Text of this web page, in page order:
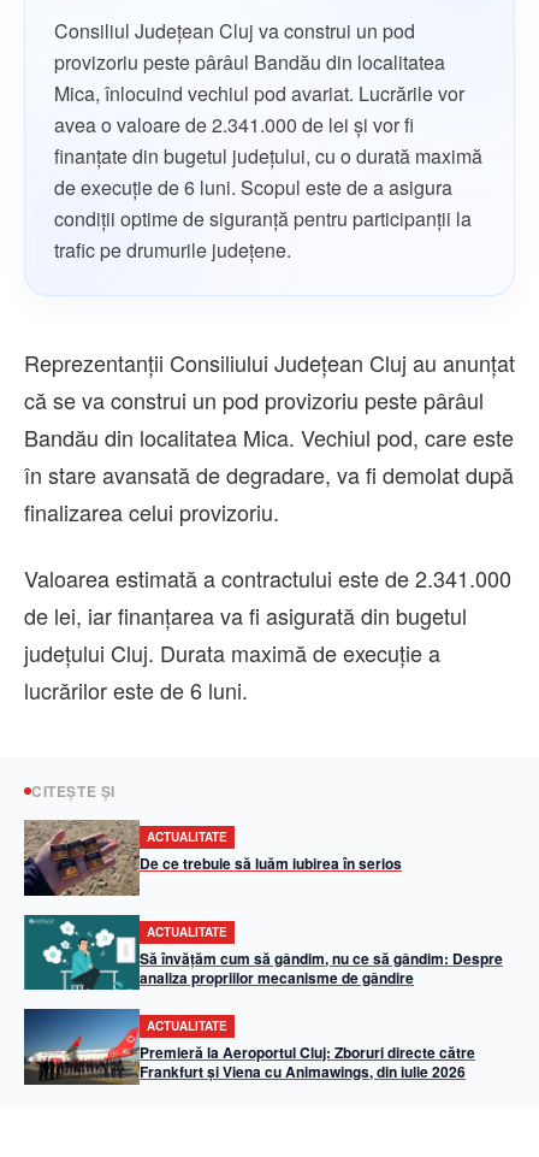
Consiliul Județean Cluj va construi un pod
provizoriu peste pârâul Bandău din localitatea
Mica, înlocuind vechiul pod avariat. Lucrările vor
avea o valoare de 2.341.000 de lei și vor fi
finanțate din bugetul județului, cu o durată maximă
de execuție de 6 luni. Scopul este de a asigura
condiții optime de siguranță pentru participanții la
trafic pe drumurile județene.
Reprezentanții Consiliului Județean Cluj au anunțat
că se va construi un pod provizoriu peste pârâul
Bandău din localitatea Mica. Vechiul pod, care este
în stare avansată de degradare, va fi demolat după
finalizarea celui provizoriu.
Valoarea estimată a contractului este de 2.341.000
de lei, iar finanțarea va fi asigurată din bugetul
județului Cluj. Durata maximă de execuție a
lucrărilor este de 6 luni.
CITEȘTE ȘI
ACTUALITATE
De ce trebuie să luăm iubirea în serios
ACTUALITATE
Să învățăm cum să gândim, nu ce să gândim: Despre
analiza propriilor mecanisme de gândire
ACTUALITATE
Premieră la Aeroportul Cluj: Zboruri directe către
Frankfurt și Viena cu Animawings, din iulie 2026